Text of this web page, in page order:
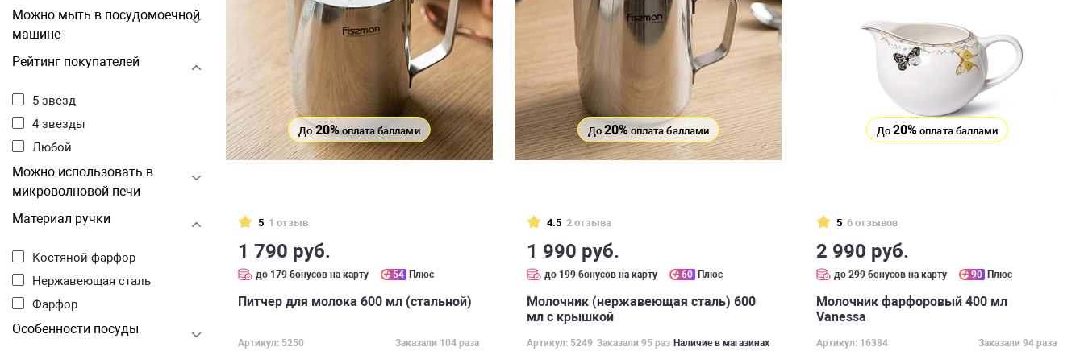
Можно мыть в посудомоечной
машине
Рейтинг покупателей
5 звезд
4 звезды
Любой
Можно использовать в
микроволновой печи
Материал ручки
Костяной фарфор
Нержавеющая сталь
Фарфор
Особенности посуды
До20%оплата баллами
5 1 отзыв
1 790 руб.
до 179 бонусов на карту 54 Плюс
Питчер для молока 600 мл (стальной)
Артикул: 5250
Заказали 104 раза
До 20%оплата баллами
4.5 2 отзыва
1 990 руб.
до 199 бонусов на карту 60 Плюс
Молочник (нержавеющая сталь) 600
мл с крышкой
Артикул: 5249 Заказали 95 раз Наличие в магазинах
До20% оплата баллами
5 6 отзывов
2 990 руб.
до 299 бонусов на карту 90 Плюс
Молочник фарфоровый 400 мл
Vanessa
Артикул: 16384
Заказали 94 раза